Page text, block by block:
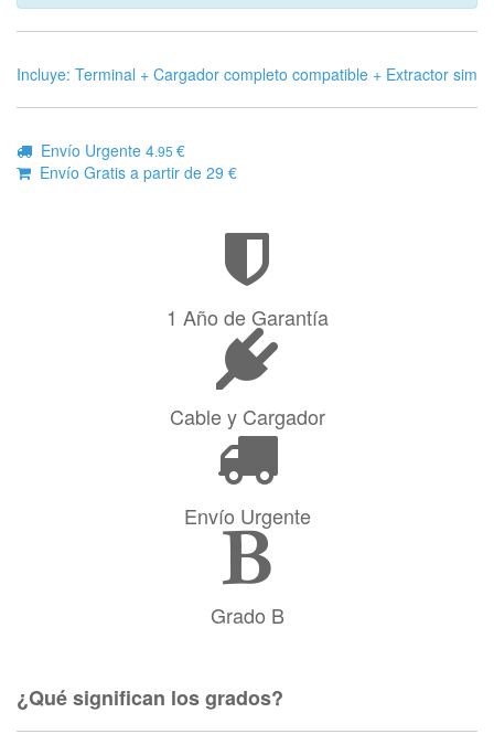
Incluye: Terminal + Cargador completo compatible + Extractor sim
Envío Urgente 4.95 €
Envío Gratis a partir de 29 €
1 Año de Garantía
Cable y Cargador
Envío Urgente
Grado B
¿Qué significan los grados?